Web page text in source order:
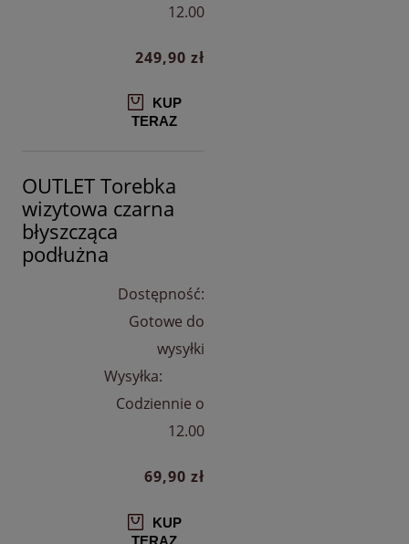
12.00
249,90 zł
KUP
TERAZ
OUTLET Torebka
wizytowa czarna
błyszcząca
podłużna
Dostępność:
Gotowe do
wysyłki
Wysyłka:
Codziennie o
12.00
69,90 zł
KUP
TERAZ